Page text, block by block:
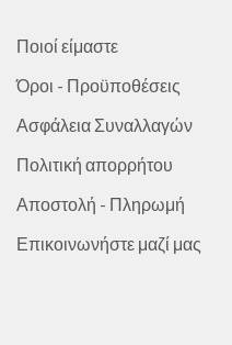
Ποιοί είμαστε
Όροι - Προϋποθέσεις
Ασφάλεια Συναλλαγών
Πολιτική απορρήτου
Αποστολή - Πληρωμή
Επικοινωνήστε μαζί μας